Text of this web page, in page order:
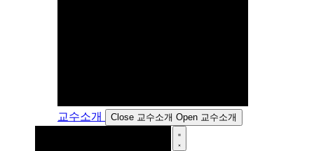
교수소개 Close 교수소개 Open 교수소개